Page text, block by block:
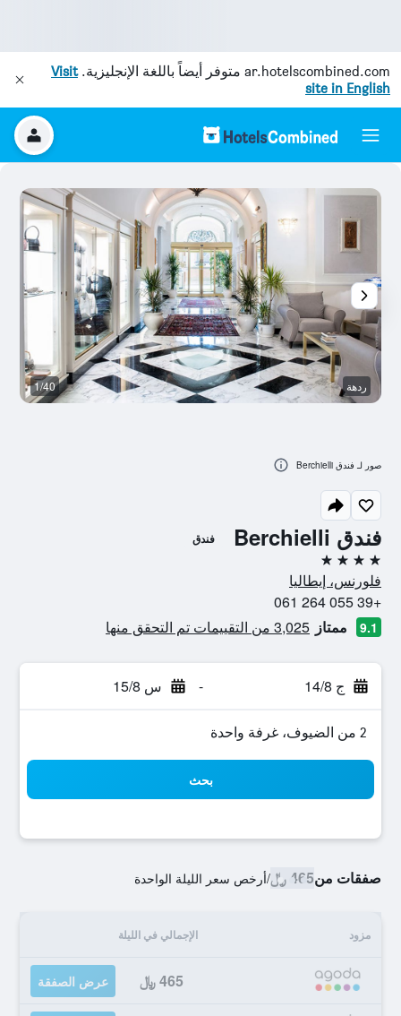
ar.hotelscombined.com متوفر أيضاً باللغة الإنجليزية.Visit
site in English
فندق Berchielli فندق
4 نجوم
فلورنس، إيطاليا
+39 055 264 061
9.1 ممتاز 3,025 من التقييمات تم التحقق منها
ج 14/8 - س 15/8
2 من الضيوف، غرفة واحدة
بحث
صفقات من465 ﷼ /أرخص سعر الليلة الواحدة
مزود الإجمالي في الليلة
465 ﷼ عرض الصفقة
ردهة 1/40
صور لـ فندق Berchielli